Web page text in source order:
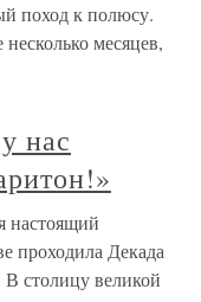
поход к полюсу.
месяцев,
нас
настоящий
проходила Декада
В столицу великой